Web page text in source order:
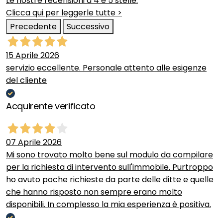
Clicca qui per leggerle tutte >
Precedente
Successivo
15 Aprile 2026
servizio eccellente. Personale attento alle esigenze
del cliente
Acquirente verificato
07 Aprile 2026
Mi sono trovato molto bene sul modulo da compilare
per la richiesta di intervento sull'immobile. Purtroppo
ho avuto poche richieste da parte delle ditte e quelle
che hanno risposto non sempre erano molto
disponibili. In complesso la mia esperienza è positiva.